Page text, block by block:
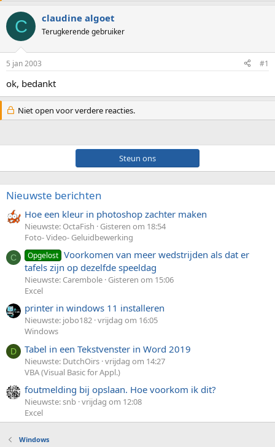
e
r
w
e
s
t
a
e
r
d
a
m
C claudine algoet
Terugkerende gebruiker
5 jan 2003 #1
ok, bedankt
Niet open voor verdere reacties.
Steun ons
Nieuwste berichten
Hoe een kleur in photoshop zachter maken
Nieuwste: OctaFish
Gisteren om 18:54
Foto- Video- Geluidbewerking
C Opgelost Voorkomen van meer wedstrijden als dat er
tafels zijn op dezelfde speeldag
Nieuwste: Carembole Gisteren om 15:06
Excel
printer in windows 11 installeren
Nieuwste: jobo182 vrijdag om 16:05
Windows
D Tabel in een Tekstvenster in Word 2019
Nieuwste: DutchOirs vrijdag om 14:27
VBA (Visual Basic for Appl.)
foutmelding bij opslaan. Hoe voorkom ik dit?
Nieuwste: snb vrijdag om 12:08
Excel
Windows